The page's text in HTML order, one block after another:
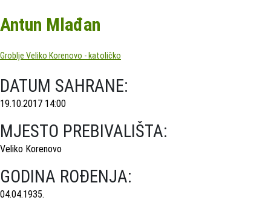
Antun Mlađan
Groblje Veliko Korenovo - katoličko
DATUM SAHRANE:
19.10.2017 14:00
MJESTO PREBIVALIŠTA:
Veliko Korenovo
GODINA ROĐENJA:
04.04.1935.